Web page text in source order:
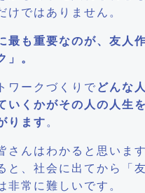
けではありません。
最も重要なのが、友人
」。
ワークづくりでどんな
いくかがその人の人生
ります。
さんはわかると思いま
と、社会に出てから「
非常に難しいです。